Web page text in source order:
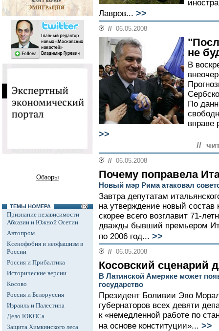
Обзоры
ТЕМЫ НОМЕРА
Признание независимости
Абхазии и Южной Осетии
Автопром
Ксенофобия и неофашизм в
России
Россия и Прибалтика
Исторические версии
Косово
Россия и Белоруссия
Израиль и Палестина
Дело ЮКОСа
Защита Химкинского леса
Лавров... >>
// 06.05.2008
не
В
По
вправе
>>
//
// 06.05.2008
Почему поправела
Новый мэр Рима атаковал
Завтра депутатам
на утверждение новый состав
скорее всего возглавит 71-
дважды бывший премьером
по 2006 год... >>
// 06.05.2008
Косовский сценарий
В Латинской Америке может
государство
Президент Боливии Эво
губернаторов всех девяти
к «немедленной работе по
на основе конституции»... >>